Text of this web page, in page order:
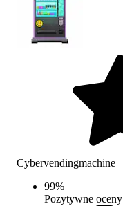
Cybervendingmachine
99%
Pozytywne oceny